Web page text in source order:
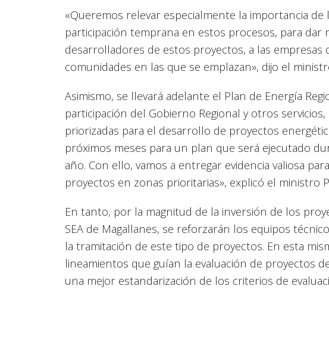
«Queremos relevar especialmente la importancia
participación temprana en estos procesos, para dar
desarrolladores de estos proyectos, a las empresas
comunidades en las que se emplazan», dijo el
Asimismo, se llevará adelante el Plan de Energía
participación del Gobierno Regional y otros
priorizadas para el desarrollo de proyectos
próximos meses para un plan que será ejecutado
año. Con ello, vamos a entregar evidencia valiosa
proyectos en zonas prioritarias», explicó el ministro
En tanto, por la magnitud de la inversión de los
SEA de Magallanes, se reforzarán los equipos
la tramitación de este tipo de proyectos. En esta
lineamientos que guían la evaluación de proyectos
una mejor estandarización de los criterios de